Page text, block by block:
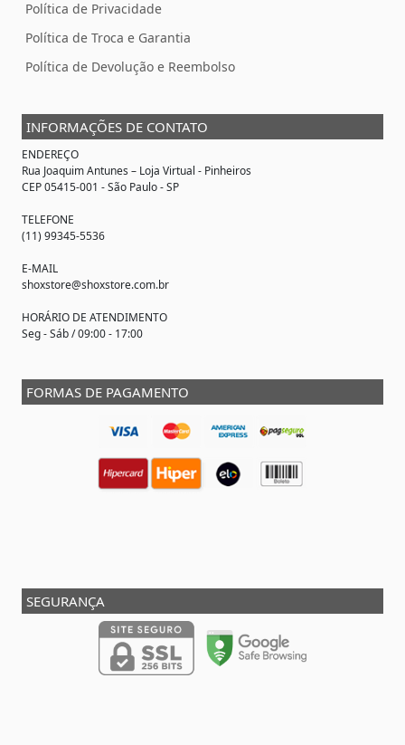
Política de Privacidade
Política de Troca e Garantia
Política de Devolução e Reembolso
INFORMAÇÕES DE CONTATO
ENDEREÇO
Rua Joaquim Antunes – Loja Virtual - Pinheiros
CEP 05415-001 - São Paulo - SP
TELEFONE
(11) 99345-5536
E-MAIL
shoxstore@shoxstore.com.br
HORÁRIO DE ATENDIMENTO
Seg - Sáb / 09:00 - 17:00
FORMAS DE PAGAMENTO
SEGURANÇA